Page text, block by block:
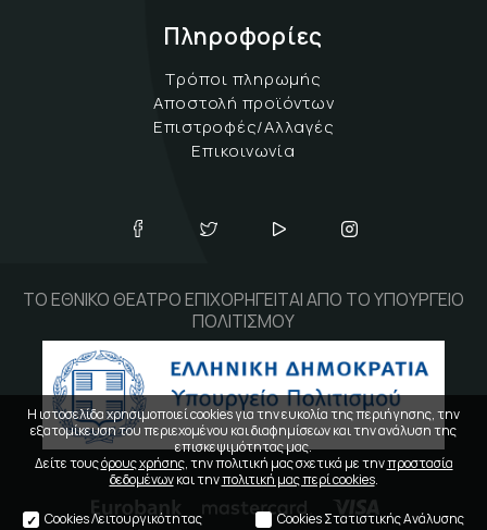
Πληροφορίες
Τρόποι πληρωμής
Αποστολή προϊόντων
Επιστροφές/Αλλαγές
Επικοινωνία
ΤΟ ΕΘΝΙΚΟ ΘΕΑΤΡΟ ΕΠΙΧΟΡΗΓΕΙΤΑΙ ΑΠΟ ΤΟ ΥΠΟΥΡΓΕΙΟ
ΠΟΛΙΤΙΣΜΟΥ
Η ιστοσελίδα χρησιμοποιεί cookies για την ευκολία της περιήγησης, την
εξατομίκευση του περιεχομένου και διαφημίσεων και την ανάλυση της
επισκεψιμότητας μας.
Δείτε τουςόρους χρήσης, την πολιτική μας σχετικά με τηνπροστασία
δεδομένωνκαι τηνπολιτική μας περί cookies.
Cookies Λειτουργικότητας Cookies Στατιστικής Ανάλυσης